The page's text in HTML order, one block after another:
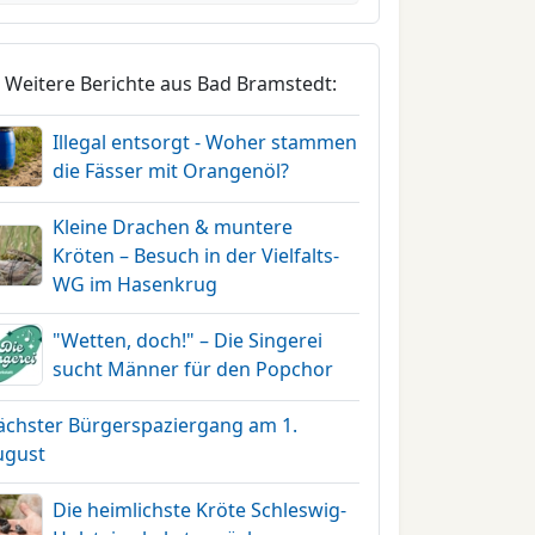
Weitere Berichte aus Bad Bramstedt:
Illegal entsorgt - Woher stammen
die Fässer mit Orangenöl?
Kleine Drachen & muntere
Kröten – Besuch in der Vielfalts-
WG im Hasenkrug
"Wetten, doch!" – Die Singerei
sucht Männer für den Popchor
Bürgerspaziergang am 1.
Die heimlichste Kröte Schleswig-